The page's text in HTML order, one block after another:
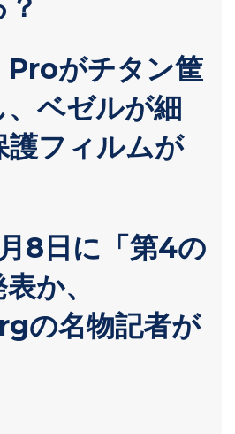
がチタン筐
ベゼルが細
護フィルムが
8日に「第4の
か、
の名物記者が